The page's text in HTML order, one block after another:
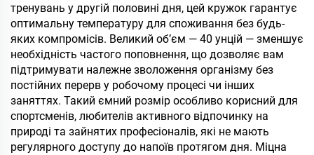
тренувань у другій половині дня, цей кружок гарантує
оптимальну температуру для споживання без будь-
яких компромісів. Великий об’єм — 40 унцій — зменшує
необхідність частого поповнення, що дозволяє вам
підтримувати належне зволоження організму без
постійних перерв у робочому процесі чи інших
заняттях. Такий ємний розмір особливо корисний для
спортсменів, любителів активного відпочинку на
природі та зайнятих професіоналів, які не мають
регулярного доступу до напоїв протягом дня. Міцна